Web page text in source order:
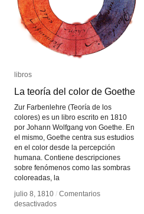
libros
La teoría del color de Goethe
Zur Farbenlehre (Teoría de los
colores) es un libro escrito en 1810
por Johann Wolfgang von Goethe. En
el mismo, Goethe centra sus estudios
en el color desde la percepción
humana. Contiene descripciones
sobre fenómenos como las sombras
coloreadas, la
julio 8, 1810 / Comentarios
desactivadosen
libros
La teoría del color de Goethe
julio 8, 1810 / Comentarios
desactivadosen